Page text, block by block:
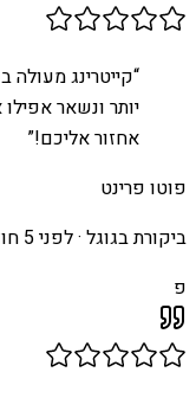
“קייטרינג מעולה
יותר ונשאר
אחזור אליכם!”
פוטו פרינט
ביקורת בגוגל ·לפני 5 חודשים
פ